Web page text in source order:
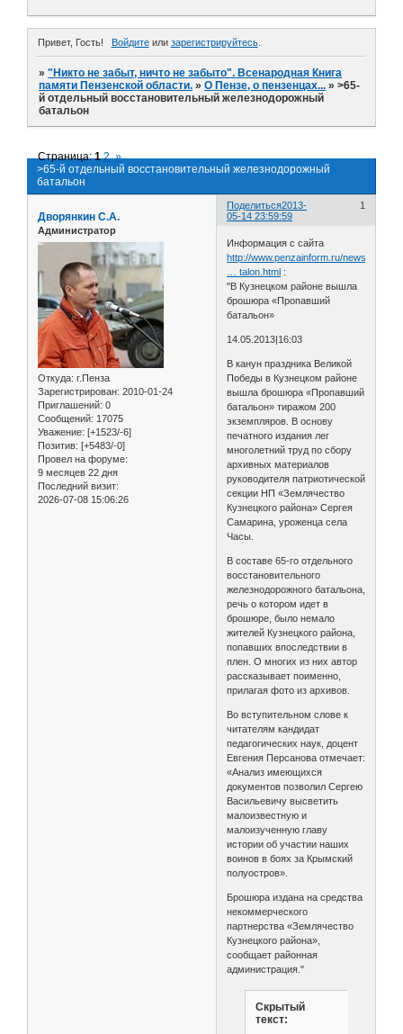
Привет, Гость! Войдитеили зарегистрируйтесь.
»"Никто не забыт, ничто не забыто". Всенародная Книга
памяти Пензенской области. »О Пензе, о пензенцах... »>65-
й отдельный восстановительный железнодорожный
батальон
>65-й отдельный восстановительный железнодорожный
батальон
Страница:1 2 »
Поделиться 1
2013-
05-14 23:59:59
Дворянкин С.А.
Администратор
Откуда: г.Пенза
Зарегистрирован: 2010-01-24
Приглашений: 0
Сообщений: 17075
Уважение: [+1523/-6]
Позитив: [+5483/-0]
Провел на форуме:
9 месяцев 22 дня
Последний визит:
2026-07-08 15:06:26
Информация с сайта
http://www.penzainform.ru/news/social/2
… talon.html :
"В Кузнецком районе вышла
брошюра «Пропавший
батальон»
14.05.2013|16:03
В канун праздника Великой
Победы в Кузнецком районе
вышла брошюра «Пропавший
батальон» тиражом 200
экземпляров. В основу
печатного издания лег
многолетний труд по сбору
архивных материалов
руководителя патриотической
секции НП «Землячество
Кузнецкого района» Сергея
Самарина, уроженца села
Часы.
В составе 65-го отдельного
восстановительного
железнодорожного батальона,
речь о котором идет в
брошюре, было немало
жителей Кузнецкого района,
попавших впоследствии в
плен. О многих из них автор
рассказывает поименно,
прилагая фото из архивов.
Во вступительном слове к
читателям кандидат
педагогических наук, доцент
Евгения Персанова отмечает:
«Анализ имеющихся
документов позволил Сергею
Васильевичу высветить
малоизвестную и
малоизученную главу
истории об участии наших
воинов в боях за Крымский
полуостров».
Брошюра издана на средства
некоммерческого
партнерства «Землячество
Кузнецкого района»,
сообщает районная
администрация."
Скрытый
текст: